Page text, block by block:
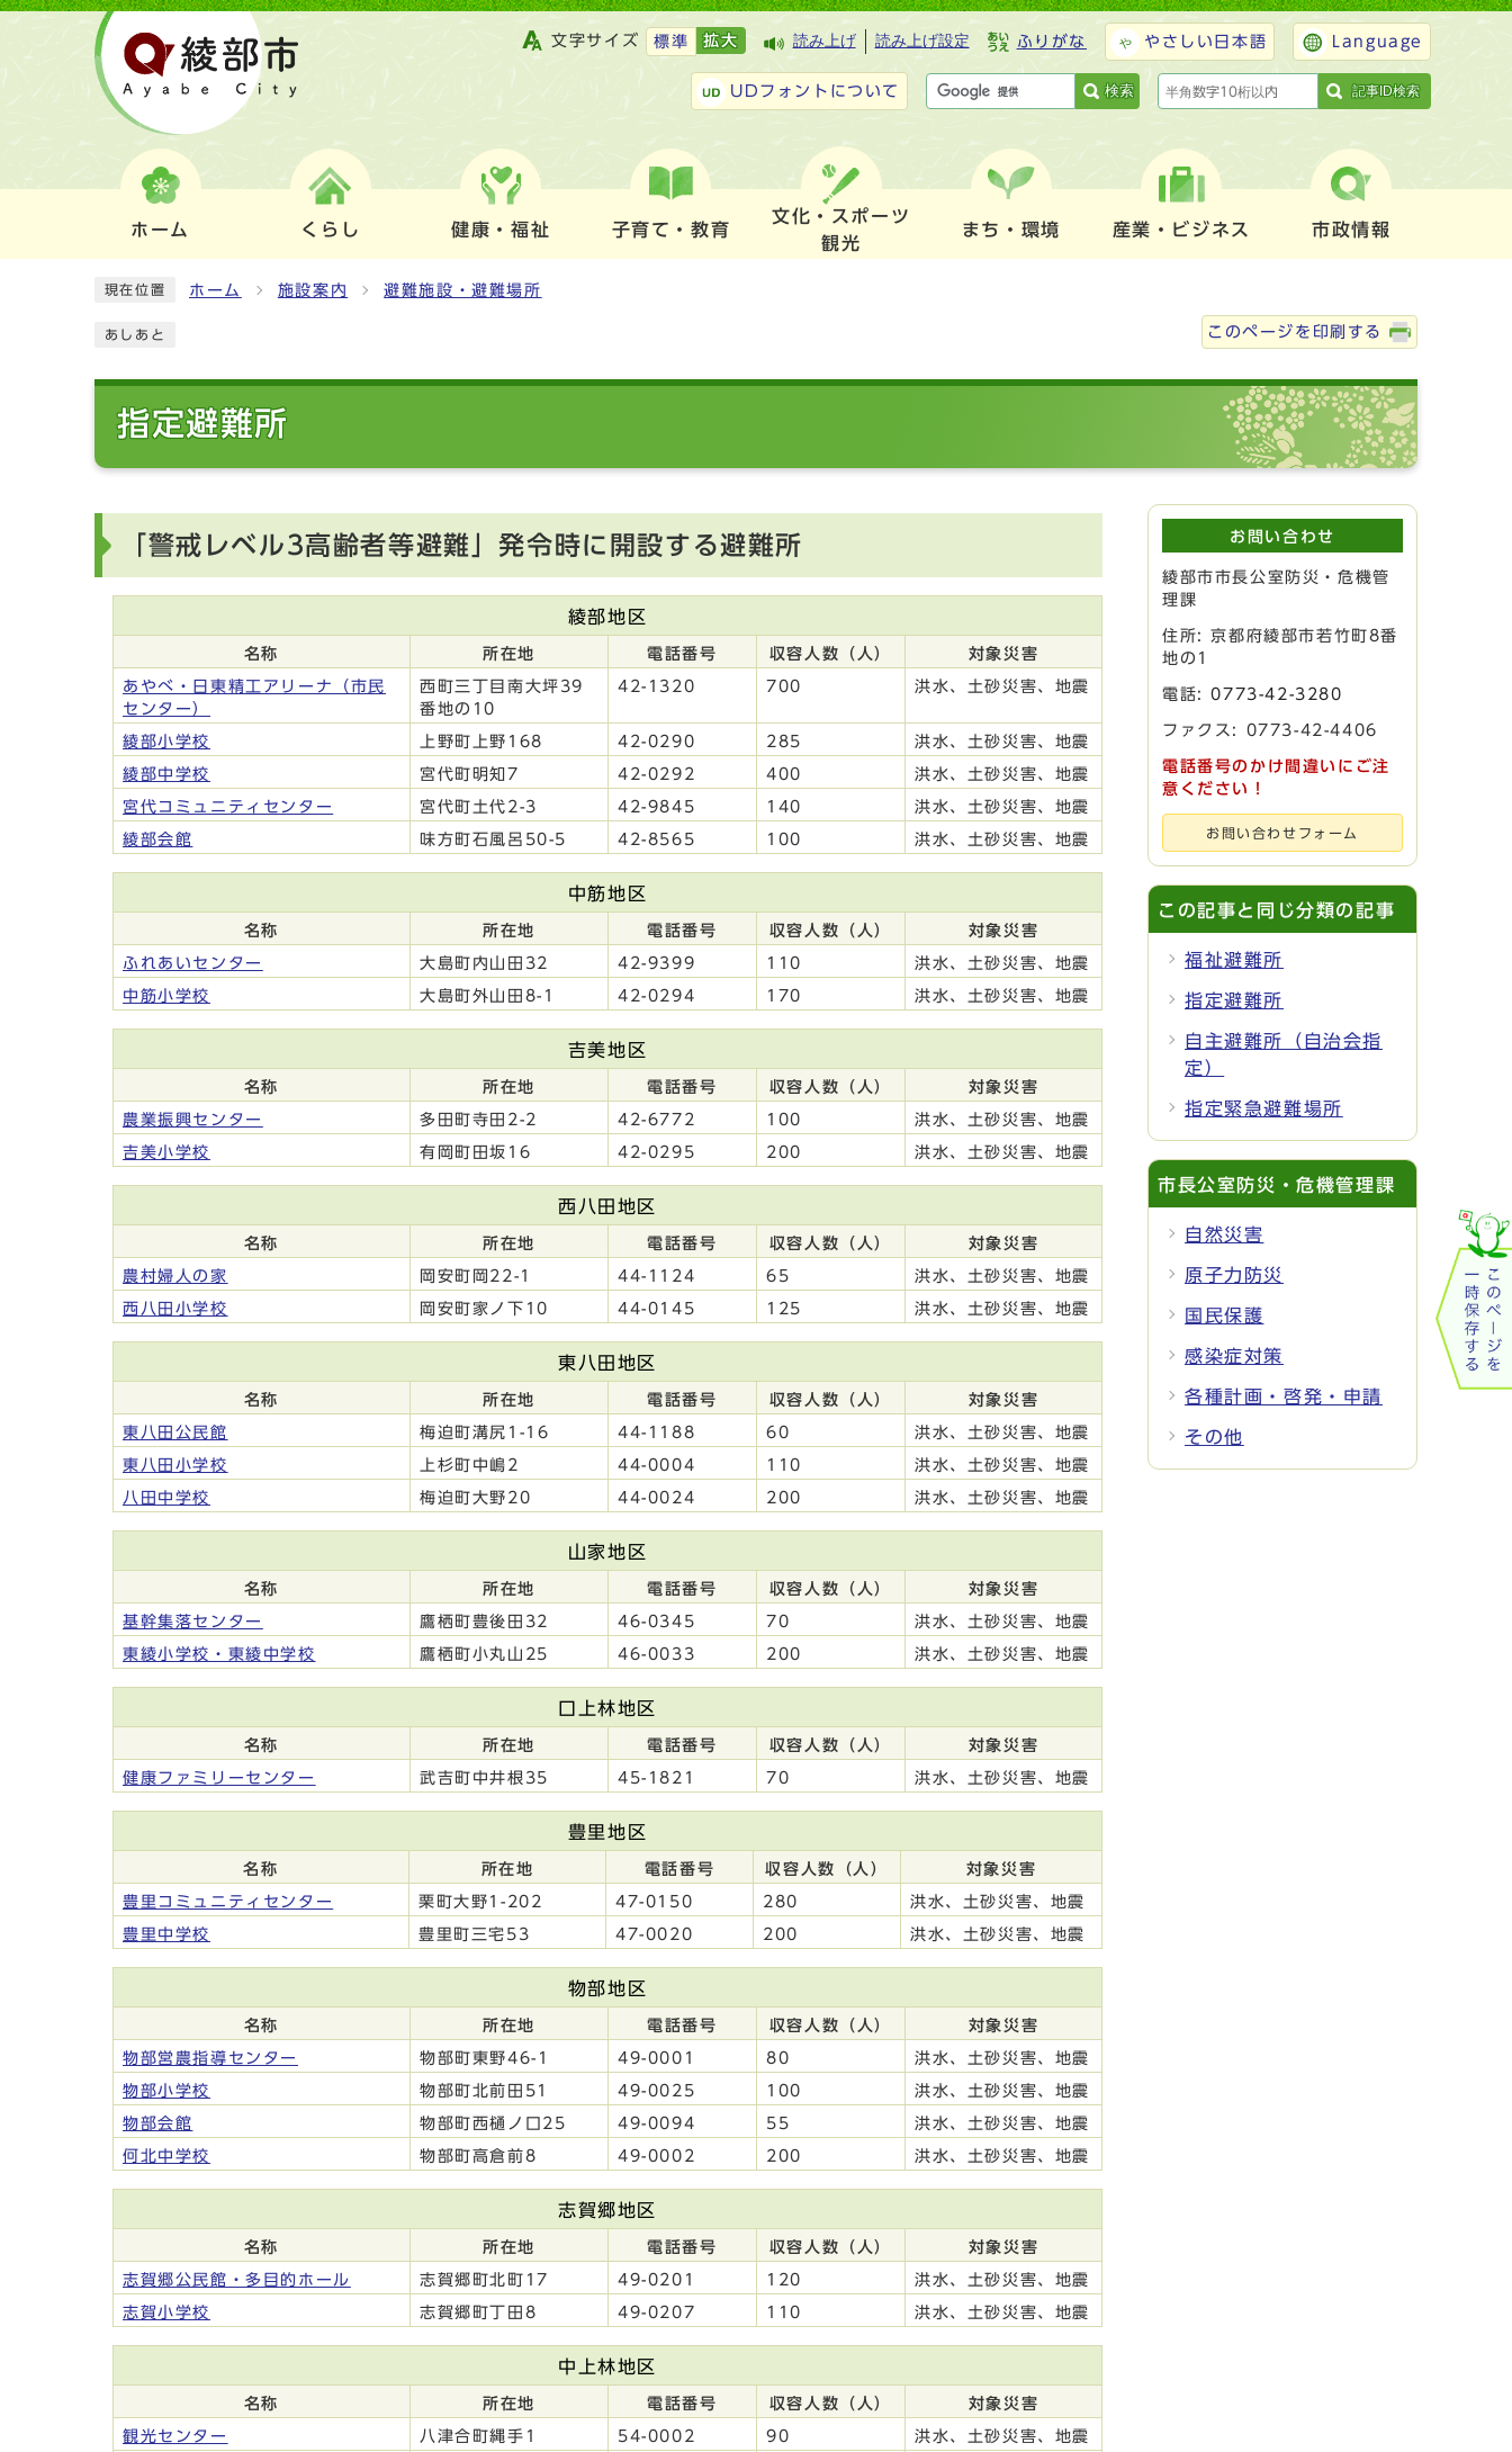
文字サイズ 標準 拡大 読み上げ 読み上げ設定 ふりがな やさしい日本語 Language
UDフォントについて 検索 記事ID検索
ホーム くらし 健康・福祉 子育て・教育
文化・スポーツ
観光
まち・環境 産業・ビジネス 市政情報
現在位置 ホーム 施設案内 避難施設・避難場所
あしあと このページを印刷する
指定避難所
「警戒レベル3高齢者等避難」発令時に開設する避難所
綾部地区
名称 所在地 電話番号 収容人数（人） 対象災害
あやべ・日東精工アリーナ（市民
センター）
西町三丁目南大坪39
番地の10
42-1320 700 洪水、土砂災害、地震
綾部小学校 上野町上野168 42-0290 285 洪水、土砂災害、地震
綾部中学校 宮代町明知7 42-0292 400 洪水、土砂災害、地震
宮代コミュニティセンター 宮代町土代2-3 42-9845 140 洪水、土砂災害、地震
綾部会館 味方町石風呂50-5 42-8565 100 洪水、土砂災害、地震
中筋地区
名称 所在地 電話番号 収容人数（人） 対象災害
ふれあいセンター 大島町内山田32 42-9399 110 洪水、土砂災害、地震
中筋小学校 大島町外山田8-1 42-0294 170 洪水、土砂災害、地震
吉美地区
名称 所在地 電話番号 収容人数（人） 対象災害
農業振興センター 多田町寺田2-2 42-6772 100 洪水、土砂災害、地震
吉美小学校 有岡町田坂16 42-0295 200 洪水、土砂災害、地震
西八田地区
名称 所在地 電話番号 収容人数（人） 対象災害
農村婦人の家 岡安町岡22-1 44-1124 65 洪水、土砂災害、地震
西八田小学校 岡安町家ノ下10 44-0145 125 洪水、土砂災害、地震
東八田地区
名称 所在地 電話番号 収容人数（人） 対象災害
東八田公民館 梅迫町溝尻1-16 44-1188 60 洪水、土砂災害、地震
東八田小学校 上杉町中嶋2 44-0004 110 洪水、土砂災害、地震
八田中学校 梅迫町大野20 44-0024 200 洪水、土砂災害、地震
山家地区
名称 所在地 電話番号 収容人数（人） 対象災害
基幹集落センター 鷹栖町豊後田32 46-0345 70 洪水、土砂災害、地震
東綾小学校・東綾中学校 鷹栖町小丸山25 46-0033 200 洪水、土砂災害、地震
口上林地区
名称 所在地 電話番号 収容人数（人） 対象災害
健康ファミリーセンター 武吉町中井根35 45-1821 70 洪水、土砂災害、地震
豊里地区
名称 所在地 電話番号 収容人数（人） 対象災害
豊里コミュニティセンター 栗町大野1-202 47-0150 280 洪水、土砂災害、地震
豊里中学校 豊里町三宅53 47-0020 200 洪水、土砂災害、地震
物部地区
名称 所在地 電話番号 収容人数（人） 対象災害
物部営農指導センター 物部町東野46-1 49-0001 80 洪水、土砂災害、地震
物部小学校 物部町北前田51 49-0025 100 洪水、土砂災害、地震
物部会館 物部町西樋ノ口25 49-0094 55 洪水、土砂災害、地震
何北中学校 物部町高倉前8 49-0002 200 洪水、土砂災害、地震
志賀郷地区
名称 所在地 電話番号 収容人数（人） 対象災害
志賀郷公民館・多目的ホール 志賀郷町北町17 49-0201 120 洪水、土砂災害、地震
志賀小学校 志賀郷町丁田8 49-0207 110 洪水、土砂災害、地震
中上林地区
名称 所在地 電話番号 収容人数（人） 対象災害
観光センター 八津合町縄手1 54-0002 90 洪水、土砂災害、地震
お問い合わせ
綾部市市長公室防災・危機管
理課
住所: 京都府綾部市若竹町8番
地の1
電話:0773-42-3280
ファクス: 0773-42-4406
電話番号のかけ間違いにご注
意ください！
お問い合わせフォーム
この記事と同じ分類の記事
福祉避難所
指定避難所
自主避難所（自治会指
定）
指定緊急避難場所
市長公室防災・危機管理課
自然災害
原子力防災
国民保護
感染症対策
各種計画・啓発・申請
その他